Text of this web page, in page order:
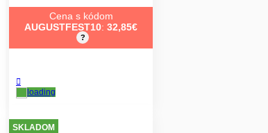
Cena s kódom
AUGUSTFEST10: 32,85€
?
SKLADOM